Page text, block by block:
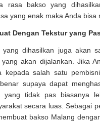
rasa bakso yang
yang enak maka Anda
Dengan Tekstur yang Pas
yang dihasilkan juga akan
yang akan dijalankan. Jika
kepada salah satu
supaya dapat
yang tidak pas biasanya
secara luas. Sebagai
bakso Malang